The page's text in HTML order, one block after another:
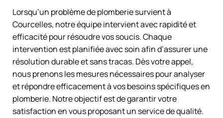
Lorsqu’un problème de plomberie survient à
Courcelles, notre équipe intervient avec rapidité et
efficacité pour résoudre vos soucis. Chaque
intervention est planifiée avec soin afin d’assurer une
résolution durable et sans tracas. Dès votre appel,
nous prenons les mesures nécessaires pour analyser
et répondre efficacement à vos besoins spécifiques en
plomberie. Notre objectif est de garantir votre
satisfaction en vous proposant un service de qualité.